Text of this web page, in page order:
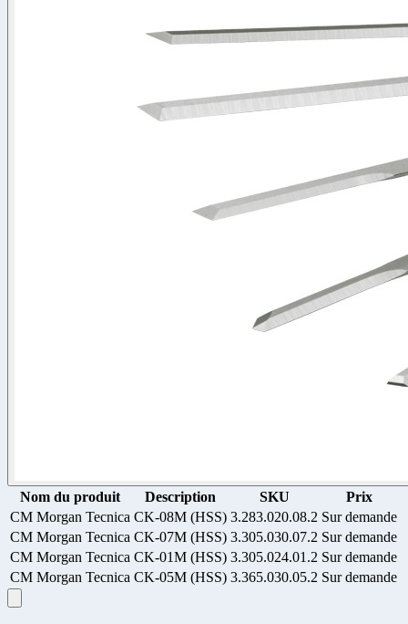
Nom du produit Description SKU
Prix
CM Morgan Tecnica CK-08M (HSS) 3.283.020.08.2 Sur demande
CM Morgan Tecnica CK-07M (HSS) 3.305.030.07.2 Sur demande
CM Morgan Tecnica CK-01M (HSS) 3.305.024.01.2 Sur demande
CM Morgan Tecnica CK-05M (HSS) 3.365.030.05.2 Sur demande